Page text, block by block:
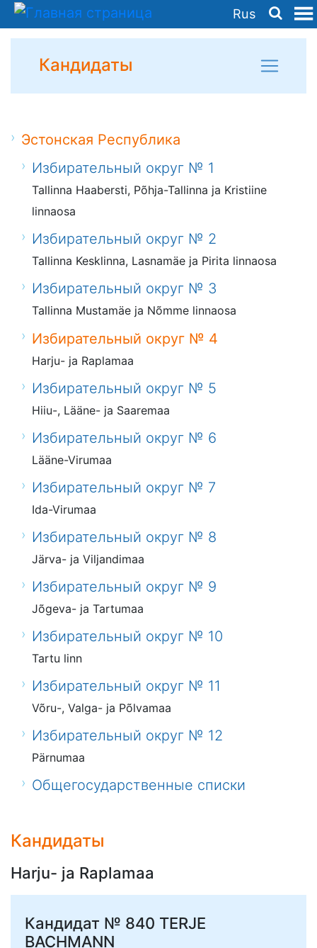
Rus
Кандидаты
Эстонская Республика
Избирательный округ № 1
Tallinna Haabersti, Põhja-Tallinna ja Kristiine
linnaosa
Избирательный округ № 2
Tallinna Kesklinna, Lasnamäe ja Pirita linnaosa
Избирательный округ № 3
Tallinna Mustamäe ja Nõmme linnaosa
Избирательный округ № 4
Harju- ja Raplamaa
Избирательный округ № 5
Hiiu-, Lääne- ja Saaremaa
Избирательный округ № 6
Lääne-Virumaa
Избирательный округ № 7
Ida-Virumaa
Избирательный округ № 8
Järva- ja Viljandimaa
Избирательный округ № 9
Jõgeva- ja Tartumaa
Избирательный округ № 10
Tartu linn
Избирательный округ № 11
Võru-, Valga- ja Põlvamaa
Избирательный округ № 12
Pärnumaa
Общегосударственные списки
Кандидаты
Harju- ja Raplamaa
Кандидат № 840 TERJE
BACHMANN